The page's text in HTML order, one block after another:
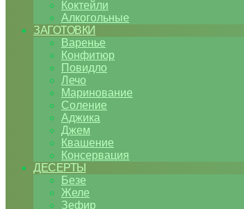
Коктейли
Алкогольные
ЗАГОТОВКИ
Варенье
Конфитюр
Повидло
Лечо
Маринование
Соление
Аджика
Джем
Квашение
Консервация
ДЕСЕРТЫ
Безе
Желе
Зефир